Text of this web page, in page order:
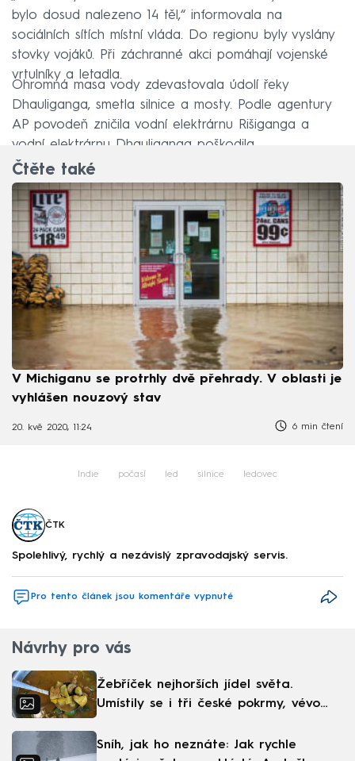
bylo dosud nalezeno 14 těl,“ informovala na
sociálních sítích místní vláda. Do regionu byly vyslány
stovky vojáků. Při záchranné akci pomáhají vojenské
vrtulníky a letadla.
Ohromná masa vody zdevastovala údolí řeky
Dhauliganga, smetla silnice a mosty. Podle agentury
AP povodeň zničila vodní elektrárnu Rišiganga a
vodní elektrárnu Dhauliganga poškodila.
Čtěte také
V Michiganu se protrhly dvě přehrady. V oblasti je
vyhlášen nouzový stav
20. kvě 2020, 11:24 6 min čtení
Indie počasí led silnice ledovec
ČTK
Spolehlivý, rychlý a nezávislý zpravodajský servis.
Pro tento článek jsou komentáře vypnuté
Návrhy pro vás
Žebříček nejhorších jídel světa.
Umístily se i tři české pokrmy, vévodí
Sníh, jak ho neznáte: Jak rychle